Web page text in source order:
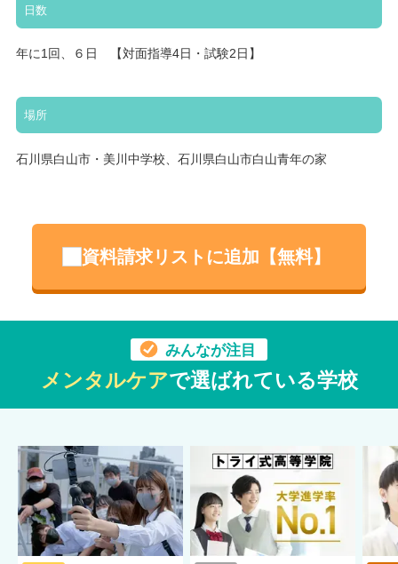
日数
年に1回、６日 【対面指導4日・試験2日】
場所
石川県白山市・美川中学校、石川県白山市白山青年の家
資料請求リストに追加【無料】
みんなが注目
メンタルケアで選ばれている学校